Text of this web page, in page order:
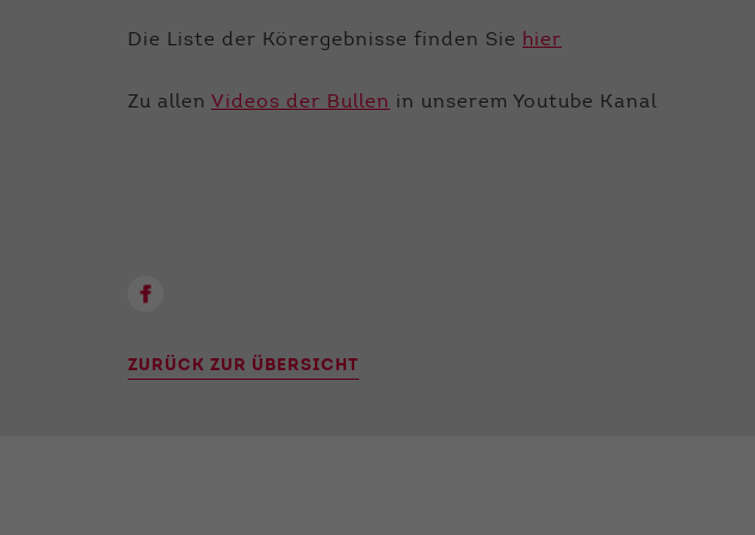
Die Liste der Körergebnisse finden Sie hier
Zu allen Videos der Bullen in unserem Youtube Kanal
ZURÜCK ZUR ÜBERSICHT